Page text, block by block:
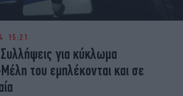
15:21
για κύκλωμα
του εμπλέκονται και σε